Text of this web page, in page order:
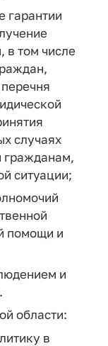
гарантии
в том числе
случаях
гражданам,
ситуации;
помощи и
и
области:
в